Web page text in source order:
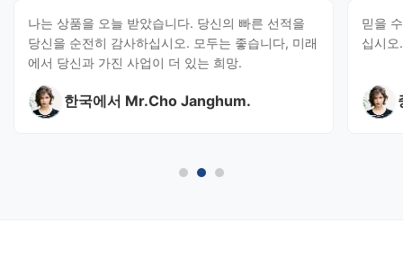
나는 상품을 오늘 받았습니다. 당신의 빠른 선적을
당신을 순전히 감사하십시오. 모두는 좋습니다, 미래
에서 당신과 가진 사업이 더 있는 희망.
한국에서 Mr.Cho Janghum.
믿을
십시오.